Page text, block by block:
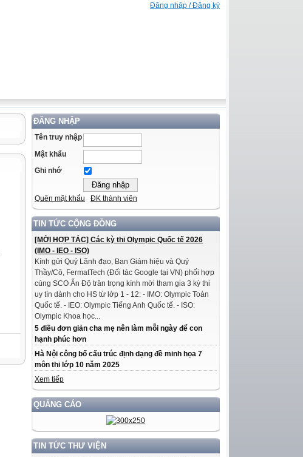
Đăng nhập / Đăng ký
ĐĂNG NHẬP
Tên truy nhập
Mật khẩu
Ghi nhớ
Quên mật khẩu ĐK thành viên
TIN TỨC CỘNG ĐỒNG
[MỜI HỢP TÁC] Các kỳ thi Olympic Quốc tế 2026
(IMO - IEO - ISO)
Kính gửi Quý Lãnh đạo, Ban Giám hiệu và Quý
Thầy/Cô, FermatTech (Đối tác Google tại VN) phối hợp
cùng SCO Ấn Độ trân trọng kính mời tham gia 3 kỳ thi
uy tín dành cho HS từ lớp 1 - 12: - IMO: Olympic Toán
Quốc tế. - IEO: Olympic Tiếng Anh Quốc tế. - ISO:
Olympic Khoa học...
5 điều đơn giản cha mẹ nên làm mỗi ngày để con
hạnh phúc hơn
Hà Nội công bố cấu trúc định dạng đề minh họa 7
môn thi lớp 10 năm 2025
Xem tiếp
QUẢNG CÁO
TIN TỨC THƯ VIỆN